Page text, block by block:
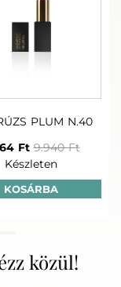
PLUM N.40
Ft 9.940 Ft
Készleten
KOSÁRBA
közül!